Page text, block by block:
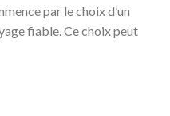
par le choix d’un
fiable. Ce choix peut